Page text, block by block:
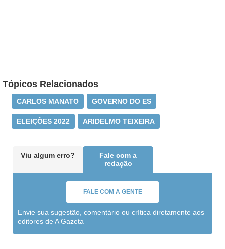
Tópicos Relacionados
CARLOS MANATO GOVERNO DO ES
ELEIÇÕES 2022 ARIDELMO TEIXEIRA
Viu algum erro?
Fale com a
redação
FALE COM A GENTE
Envie sua sugestão, comentário ou crítica diretamente aos
editores de A Gazeta